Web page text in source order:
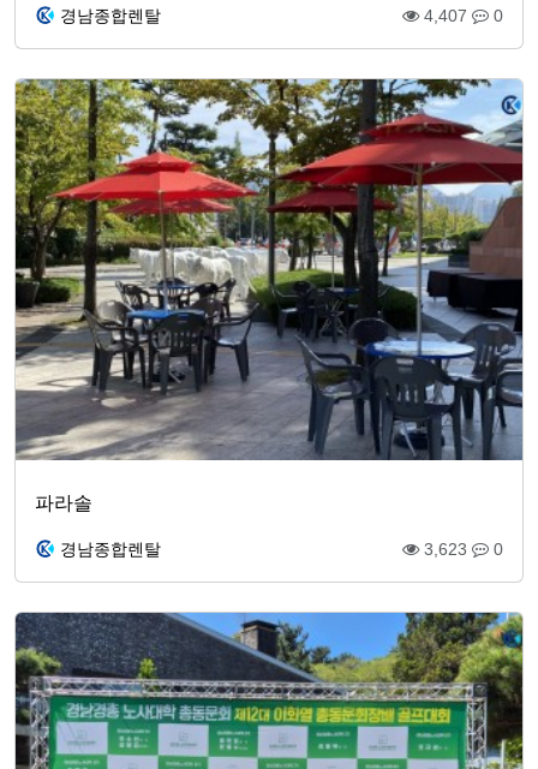
경남종합렌탈 4,407 0
파라솔
경남종합렌탈 3,623 0